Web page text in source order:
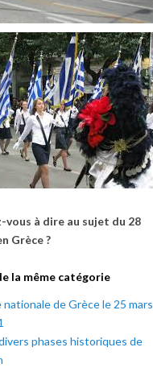
vous à dire au sujet du 28
Grèce ?
la même catégorie
nationale de Grèce le 25 mars
phases historiques de